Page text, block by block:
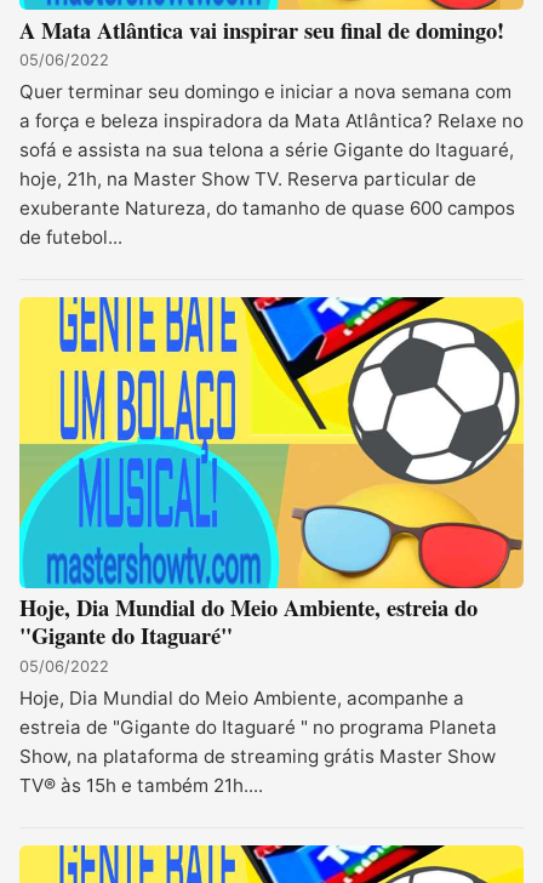
A Mata Atlântica vai inspirar seu final de domingo!
05/06/2022
Quer terminar seu domingo e iniciar a nova semana com
a força e beleza inspiradora da Mata Atlântica? Relaxe no
sofá e assista na sua telona a série Gigante do Itaguaré,
hoje, 21h, na Master Show TV. Reserva particular de
exuberante Natureza, do tamanho de quase 600 campos
de futebol...
​Hoje, Dia Mundial do Meio Ambiente, estreia do
"Gigante do Itaguaré"
05/06/2022
Hoje, Dia Mundial do Meio Ambiente, acompanhe a
estreia de "Gigante do Itaguaré " no programa Planeta
Show, na plataforma de streaming grátis Master Show
TV® às 15h e também 21h....